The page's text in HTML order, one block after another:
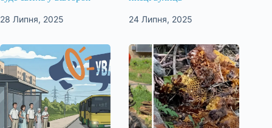
28 Липня, 2025 24 Липня, 2025